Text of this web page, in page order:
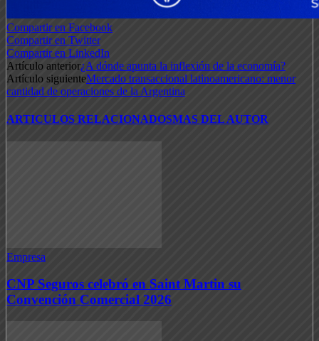
Compartir en Facebook
Compartir en Twitter
Compartir en LinkedIn
Artículo anterior¿A dónde apunta la inflexión de la economía?
Artículo siguienteMercado transaccional latinoamericano: menor
cantidad de operaciones de la Argentina
ARTICULOS RELACIONADOSMAS DEL AUTOR
Empresa
CNP Seguros celebró en Saint Martin su
Convención Comercial 2026